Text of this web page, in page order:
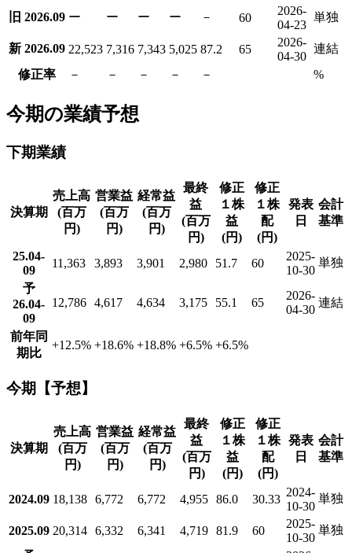
旧 2026.09 ー ー ー ー － 60
2026-
04-23
単独
新 2026.09 22,523 7,316 7,343 5,025 87.2 65
2026-
04-30
連結
修正率
－ － － － － %
今期の業績予想
下期業績
決算期
売上高
(百万
円)
営業益
(百万
円)
経常益
(百万
円)
最終
益
(百万
円)
修正
１株
益
(円)
修正
１株
配
(円)
発表
日
会計
基準
25.04-
09
11,363 3,893 3,901 2,980 51.7 60
2025-
10-30
単独
予
26.04-
09
12,786 4,617 4,634 3,175 55.1 65
2026-
04-30
連結
前年同
期比
+12.5% +18.6% +18.8% +6.5% +6.5%
今期【予想】
決算期
売上高
(百万
円)
営業益
(百万
円)
経常益
(百万
円)
最終
益
(百万
円)
修正
１株
益
(円)
修正
１株
配
(円)
発表
日
会計
基準
2024.09 18,138 6,772 6,772 4,955 86.0 30.33
2024-
10-30
単独
2025.09 20,314 6,332 6,341 4,719 81.9 60
2025-
10-30
単独